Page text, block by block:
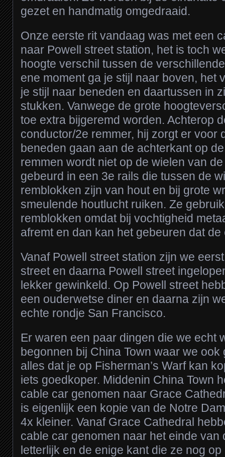
gezet en handmatig omgedraaid.
Onze eerste rit vandaag was met een
naar Powell street station, het is toch
hoogte verschil tussen de
ene moment ga je stijl naar boven, het
je stijl naar beneden en daartussen in
stukken. Vanwege de grote
toe extra bijgeremd worden. Achterop
conductor/2e remmer, hij zorgt er voor
beneden gaan aan de achterkant op
remmen wordt niet op de wielen van
gebeurd in een 3e rails die tussen de
remblokken zijn van hout en bij grote
smeulende houtlucht ruiken. Ze
remblokken omdat bij vochtigheid
afremt en dan kan het gebeuren dat
Vanaf Powell street station zijn we
street en daarna Powell street
lekker gewinkeld. Op Powell street
een ouderwetse diner en daarna zijn
echte rondje San Francisco.
Er waren een paar dingen die we echt
begonnen bij China Town waar we
alles dat je op Fisherman’s Warf kan
iets goedkoper. Middenin China Town
cable car genomen naar Grace
is eigenlijk een kopie van de Notre
4x kleiner. Vanaf Grace Cathedral
cable car genomen naar het einde van
letterlijk en de enige kant die ze nog